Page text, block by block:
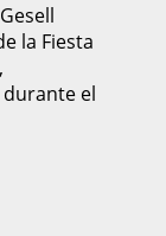
la Fiesta
el